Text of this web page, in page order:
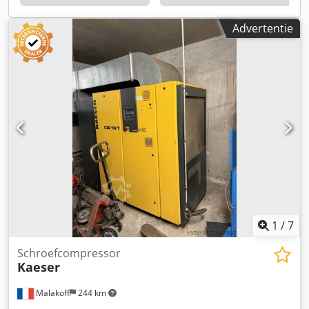
630 x 762 x 1100 mm Gewicht: ca. 220 - 240 kg (varieert
enigszins afhankelijk van de uitvoering) Elektrische
aansluiting: 400 V / 3 fasen / 50 Hz
Advertentie
1 /7
Malakoff 244 km
Schroefcompressor
Kaeser